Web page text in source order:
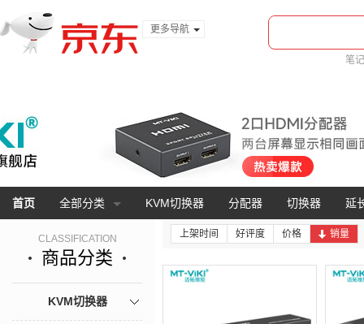
更多导航
笔
首页 全部分类 KVM切换器 分配器 切换器 延
CLASSIFICATION
商品分类
KVM切换器
上架时间 好评度 价格 销量